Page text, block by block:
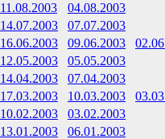
11.08.2003
04.08.2003
14.07.2003
07.07.2003
16.06.2003 09.06.2003
12.05.2003
05.05.2003
14.04.2003
07.04.2003
17.03.2003 10.03.2003
10.02.2003
03.02.2003
13.01.2003 06.01.2003